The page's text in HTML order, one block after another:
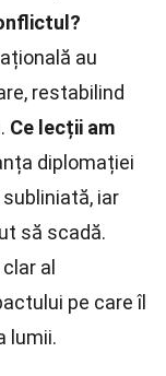
au
restabilind
Ce lecții am
diplomației
iar
să scadă.
al
pe care îl
lumii.